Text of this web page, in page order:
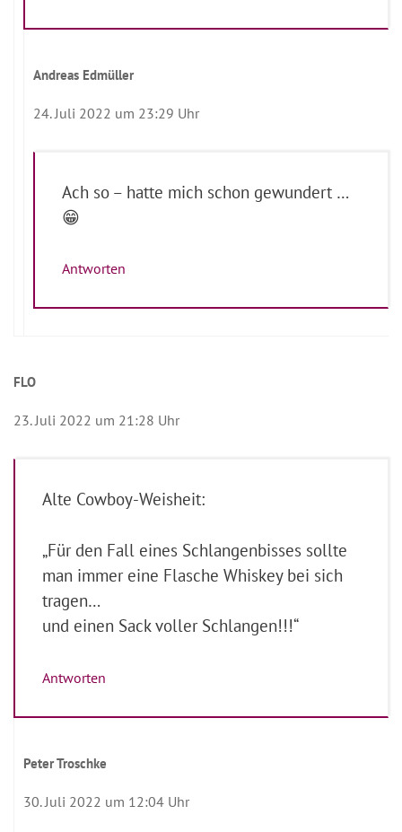
Andreas Edmüller
24. Juli 2022 um 23:29 Uhr
Ach so – hatte mich schon gewundert …
😁
Antworten
FLO
23. Juli 2022 um 21:28 Uhr
Alte Cowboy-Weisheit:
„Für den Fall eines Schlangenbisses sollte
man immer eine Flasche Whiskey bei sich
tragen…
und einen Sack voller Schlangen!!!“
Antworten
Peter Troschke
30. Juli 2022 um 12:04 Uhr